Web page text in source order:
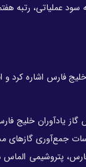
سود عملیاتی، رتبه
یادآوران خلیج
گازهای